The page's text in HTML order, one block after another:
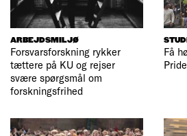
ARBEJDSMILJØ
Forsvarsforskning rykker
tættere på KU og rejser
svære spørgsmål om
forskningsfrihed
Få
Pride